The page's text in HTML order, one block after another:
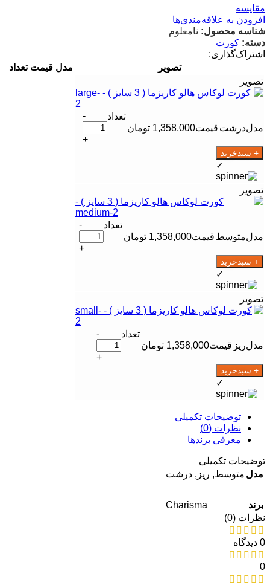
مقایسه
افزودن به علاقه‌مندی‌ها
شناسه محصول: نامعلوم
دسته: کورت
اشتراک‌گذاری:
تصویر
مدل قیمت تعداد
درشت 1,358,000 تومان
-
+
+ سبدخرید
✓
متوسط 1,358,000 تومان
-
+
+ سبدخرید
✓
ریز 1,358,000 تومان
-
+
+ سبدخرید
✓
توضیحات تکمیلی
نظرات (0)
معرفی برند‌ها
توضیحات تکمیلی
مدل متوسط, ریز , درشت
برند
Charisma
نظرات (0)
0 دیدگاه
0